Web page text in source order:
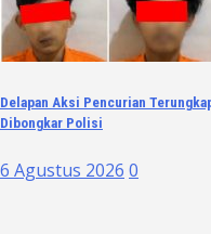
Delapan Aksi Pencurian
Dibongkar Polisi
6 Agustus 2026 0